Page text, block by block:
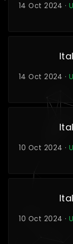
14 Oct 2024 ·
14 Oct 2024 ·
10 Oct 2024 ·
10 Oct 2024 ·